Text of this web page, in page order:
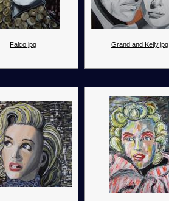
Falco.jpg Grand and Kelly.jpg